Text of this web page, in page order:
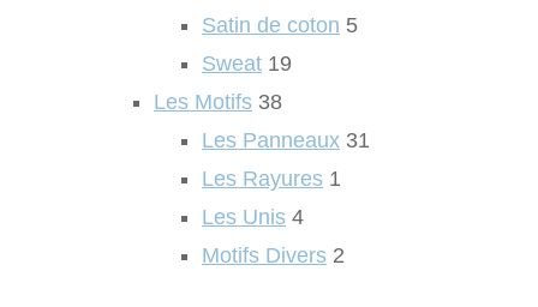
Satin de coton 5
Sweat 19
Les Motifs 38
Les Panneaux 31
Les Rayures 1
Les Unis 4
Motifs Divers 2